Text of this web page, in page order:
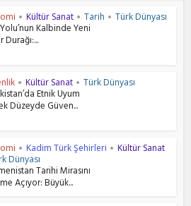
• Kültür Sanat • Tarih • Türk Dünyası
Kalbinde Yeni
Durağı:...
• Kültür Sanat • Türk Dünyası
Etnik Uyum
Düzeyde Güven...
• Kadim Türk Şehirleri • Kültür Sanat
Dünyası
Tarihi Mirasını
Açıyor: Büyük...